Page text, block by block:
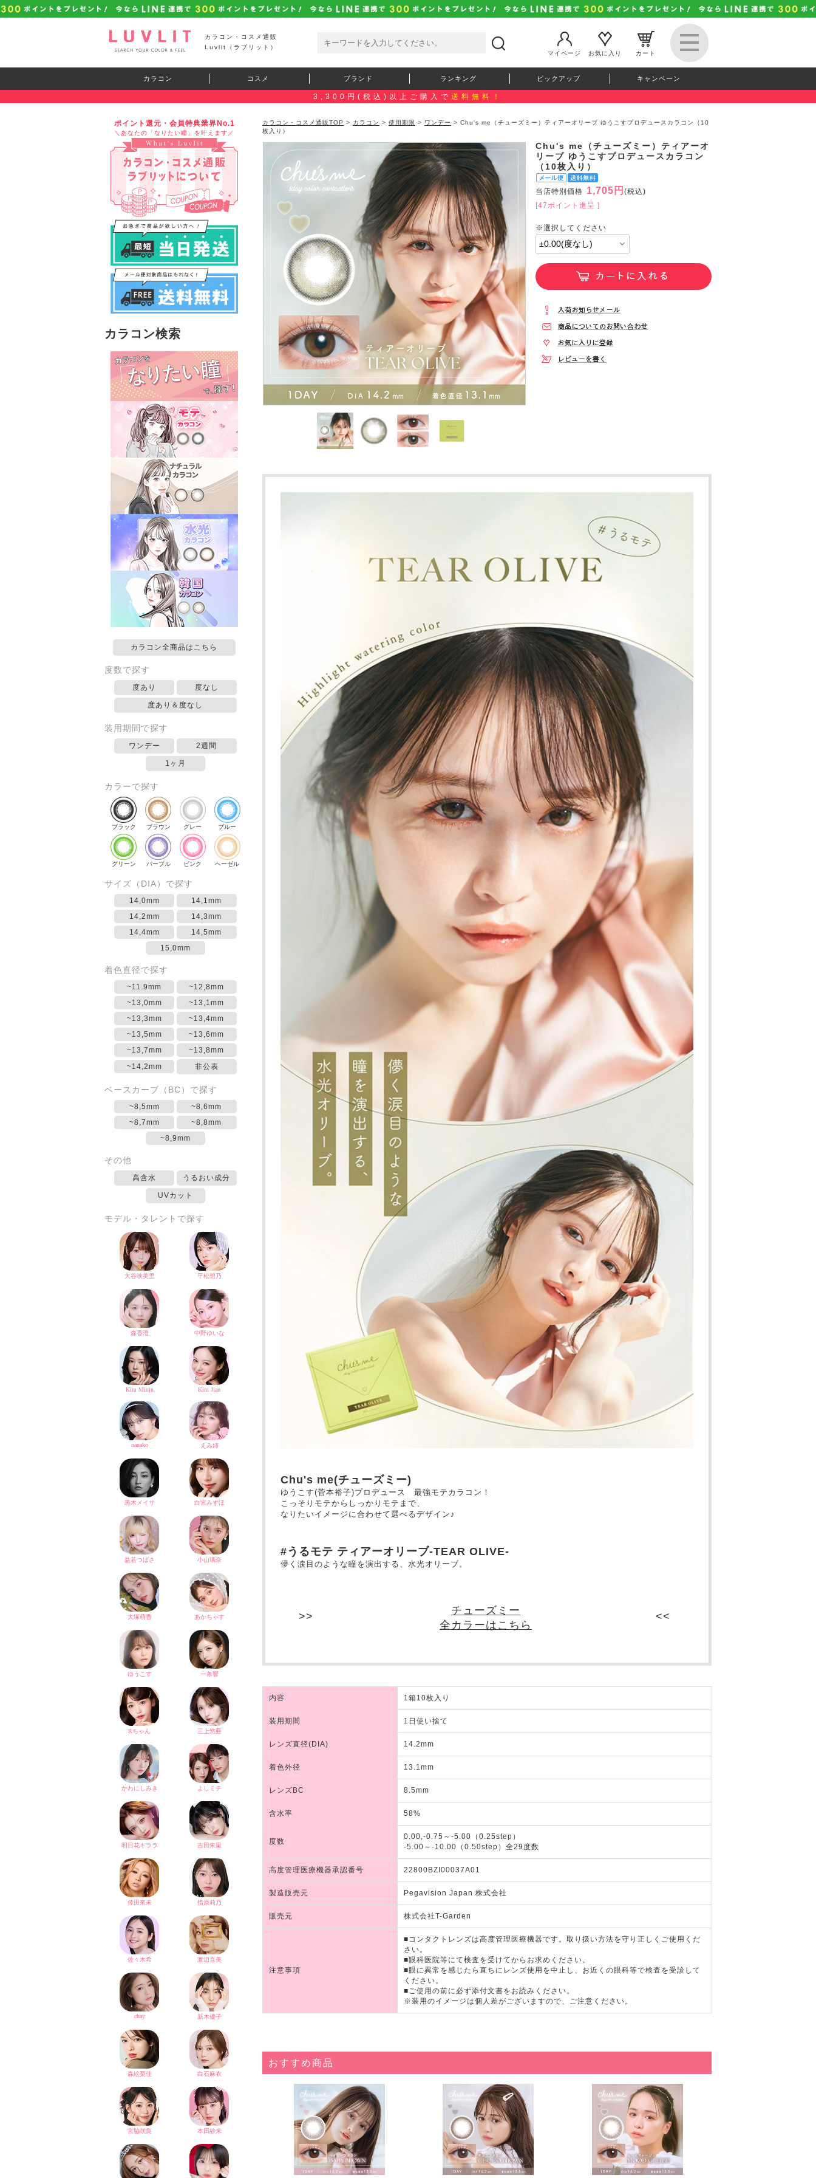
カラコン・コスメ通販
Luvlit（ラブリット）
マイページ
お気に入り カート
カラコン コスメ ブランド ランキング ピックアップ キャンペーン
3,300円(税込)以上ご購入で 送料無料！
ポイント還元・会員特典業界No.1
＼あなたの「なりたい瞳」を叶えます／
カラコン検索
カラコン全商品はこちら
度数で探す
度あり 度なし
度あり＆度なし
装用期間で探す
ワンデー 2週間
1ヶ月
カラーで探す
ブラック ブラウン グレー ブルー
グリーン パープル ピンク ヘーゼル
サイズ（DIA）で探す
14,0mm
14,1mm
14,2mm
14,3mm
14,4mm
14,5mm
15,0mm
着色直径で探す
~11.9mm
~12,8mm
~13,0mm
~13,1mm
~13,3mm
~13,4mm
~13,5mm
~13,6mm
~13,7mm
~13,8mm
~14,2mm
非公表
ベースカーブ（BC）で探す
~8,5mm
~8,6mm
~8,7mm
~8,8mm
~8,9mm
その他
高含水 うるおい成分
UVカット
モデル・タレントで探す
カラコン・コスメ通販TOP > カラコン > 使用期限 > ワンデー > Chu's me（チューズミー）ティアーオリーブ ゆうこすプロデュースカラコン（10
枚入り）
Chu's me（チューズミー）ティアーオ
リーブ ゆうこすプロデュースカラコン
（10枚入り）
当店特別価格 1,705円 (税込)
[47ポイント進呈 ]
Chu's me(チューズミー)
ゆうこす(菅本裕子)プロデュース 最強モテカラコン！
こっそりモテからしっかりモテまで、
なりたいイメージに合わせて選べるデザイン♪
#うるモテ ティアーオリーブ-TEAR OLIVE-
儚く涙目のような瞳を演出する、水光オリーブ。
チューズミー
全カラーはこちら
内容 1箱10枚入り
装用期間 1日使い捨て
レンズ直径(DIA) 14.2mm
着色外径 13.1mm
レンズBC 8.5mm
含水率 58%
度数
0.00,-0.75～-5.00（0.25step）
-5.00～-10.00（0.50step）全29度数
高度管理医療機器承認番号 22800BZI00037A01
製造販売元 Pegavision Japan 株式会社
販売元 株式会社T-Garden
注意事項
■コンタクトレンズは高度管理医療機器です。取り扱い方法を守り正しくご使用くだ
さい。
■眼科医院等にて検査を受けてからお求めください。
■眼に異常を感じたら直ちにレンズ使用を中止し、お近くの眼科等で検査を受診して
ください。
■ご使用の前に必ず添付文書をお読みください。
※装用のイメージは個人差がございますので、ご注意ください。
おすすめ商品